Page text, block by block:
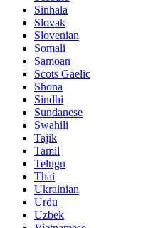
Sinhala
Slovak
Slovenian
Somali
Samoan
Scots Gaelic
Shona
Sindhi
Sundanese
Swahili
Tajik
Tamil
Telugu
Thai
Ukrainian
Urdu
Uzbek